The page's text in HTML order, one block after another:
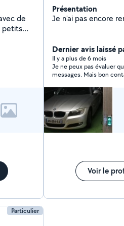
de
petits
en
plus
Présentation
Dernier avis laissé
Il y a plus de 6 mois
Je ne peux pas évaluer
messages. Mais bon
Voir le
Particulier